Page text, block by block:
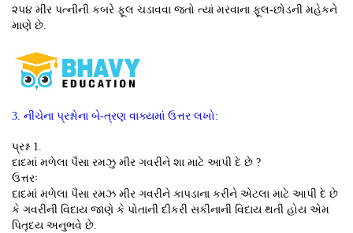
૨૫૪ મીર પત્નીની કબરે ફૂલ ચડાવવા જતો ત્યાં મરવાના ફૂલ-છોડની મહેકને
માણે છે.
3. નીચેના પ્રશ્નોના બે-ત્રણ વાક્યમાં ઉત્તર લખો:
પ્રશ્ન 1.
દાદમાં મળેલા પૈસા રમઝુ મીર ગવરીને શા માટે આપી દે છે ?
ઉત્તરઃ
દાદમાં મળેલા પૈસા રમઝ મીર ગવરીને કાપડાના કરીને એટલા માટે આપી દે છે
કે ગવરીની વિદાય જાણે કે પોતાની દીકરી સકીનાની વિદાય થતી હોય એમ
પિતૃદય અનુભવે છે.